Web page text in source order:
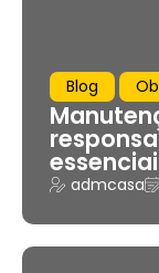
Blog
admcasa